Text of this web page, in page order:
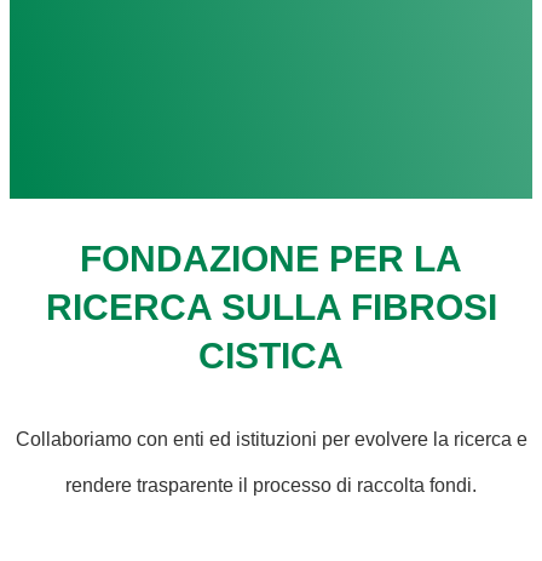
FONDAZIONE PER LA
RICERCA SULLA FIBROSI
CISTICA
Collaboriamo con enti ed istituzioni per evolvere la ricerca e
rendere trasparente il processo di raccolta fondi.